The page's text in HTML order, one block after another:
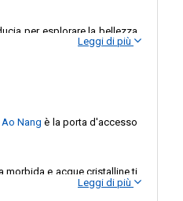
per esplorare la bellezza
i tesori nascosti delle
Leggi di più
Nang è la porta d'accesso
morbida e acque cristalline ti
Leggi di più